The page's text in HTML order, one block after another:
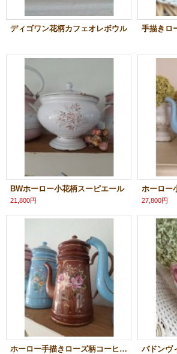
ディゴワン花柄カフェオレボウル 手描きロ
BWホーロー小花柄スーピエール
21,800円 27,800円
ホーロー手描きローズ柄コーヒーポット